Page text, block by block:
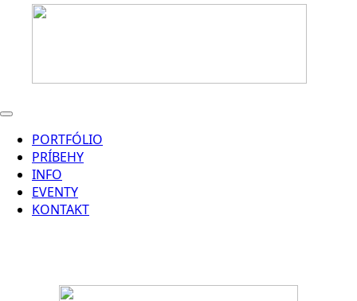
PORTFÓLIO
PRÍBEHY
INFO
EVENTY
KONTAKT